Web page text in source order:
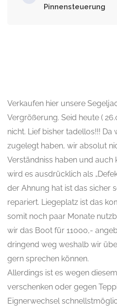
Pinnensteuerung
Verkaufen hier unsere
Vergrößerung. Seid heute (
nicht. Lief bisher tadellos!!! Da
zugelegt haben, wir absolut
Verständniss haben und auch
wird es ausdrücklich als
der Ahnung hat ist das sicher
repariert. Liegeplatz ist das
somit noch paar Monate
wir das Boot für 11000,-
dringend weg weshalb wir
gern sprechen können.
Allerdings ist es wegen
verschenken oder gegen
Eignerwechsel